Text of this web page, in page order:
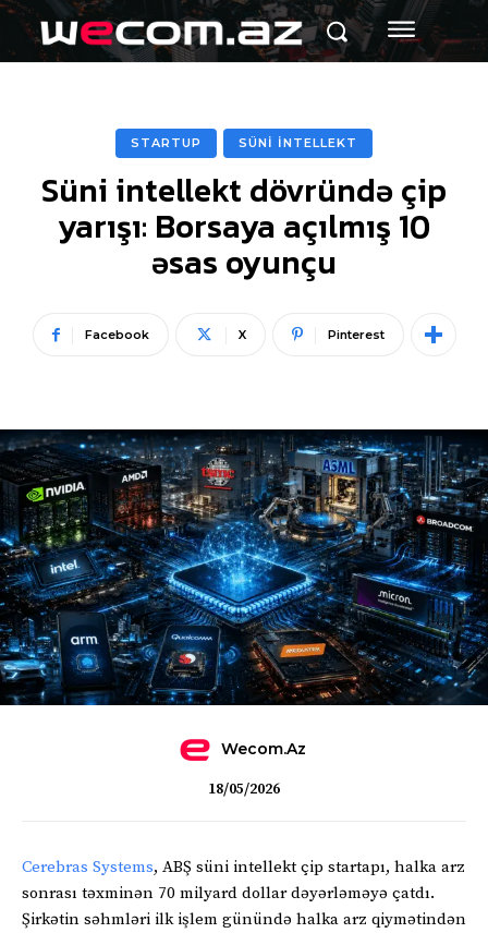
STARTUP SÜNİ İNTELLEKT
Süni intellekt dövründə çip
yarışı: Borsaya açılmış 10
əsas oyunçu
Facebook X Pinterest
Wecom.az
18/05/2026
Cerebras Systems, ABŞ süni intellekt çip startapı, halka arz
sonrası təxminən 70 milyard dollar dəyərləməyə çatdı.
Şirkətin səhmləri ilk işlem günündə halka arz qiymətindən